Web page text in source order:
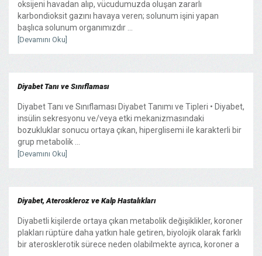
oksijeni havadan alıp, vücudumuzda oluşan zararlı
karbondioksit gazını havaya veren; solunum işini yapan
başlıca solunum organımızdır ...
[Devamını Oku]
Diyabet Tanı ve Sınıflaması
Diyabet Tanı ve Sınıflaması Diyabet Tanımı ve Tipleri • Diyabet,
insülin sekresyonu ve/veya etki mekanizmasındaki
bozukluklar sonucu ortaya çıkan, hiperglisemi ile karakterli bir
grup metabolik ...
[Devamını Oku]
Diyabet, Ateroskleroz ve Kalp Hastalıkları
Diyabetli kişilerde ortaya çıkan metabolik değişiklikler, koroner
plakları rüptüre daha yatkın hale getiren, biyolojik olarak farklı
bir aterosklerotik sürece neden olabilmekte ayrıca, koroner a